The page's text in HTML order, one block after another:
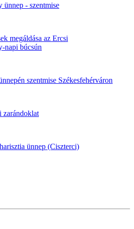
ünnep - szentmise
megáldása az Ercsi
napi búcsún
szentmise Székesfehérváron
zarándoklat
ünnep (Ciszterci)